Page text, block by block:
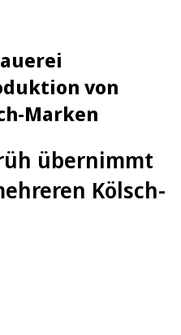
von
Marken
übernimmt
Kölsch-